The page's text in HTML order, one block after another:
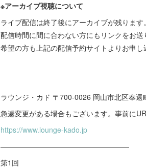
※アーカイブ視聴について
ライブ配信は終了後にアーカイブが残りま
配信時間に間に合わない方にもリンクをお
希望の方も上記の配信予約サイトよりお申し
ラウンジ・カド 〒700-0026 岡山市北区奉還
急遽変更がある場合もございます。事前に
https://www.lounge-kado.jp
――――――――――――――――――
第1回